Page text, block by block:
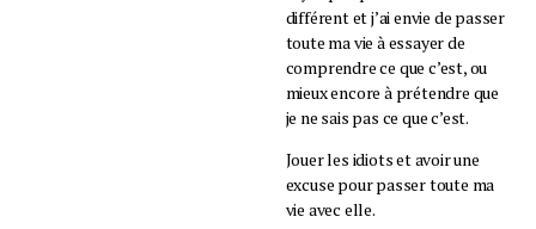
différent et j’ai envie de passer
toute ma vie à essayer de
comprendre ce que c’est, ou
mieux encore à prétendre que
je ne sais pas ce que c’est.
Jouer les idiots et avoir une
excuse pour passer toute ma
vie avec elle.